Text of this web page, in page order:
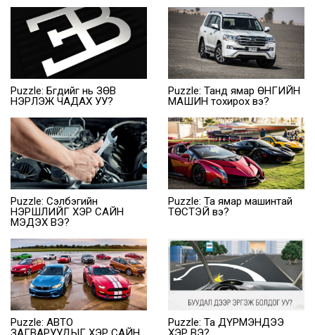
Puzzle: Бүгдийг нь ЗӨВ
НЭРЛЭЖ ЧАДАХ УУ?
Puzzle: Танд ямар ӨНГИЙН
МАШИН тохирох вэ?
Puzzle: Сэлбэгийн
НЭРШЛИЙГ ХЭР САЙН
МЭДЭХ ВЭ?
Puzzle: Та ямар машинтай
ТӨСТЭЙ вэ?
Puzzle: АВТО
Puzzle: Та ДҮРМЭНДЭЭ